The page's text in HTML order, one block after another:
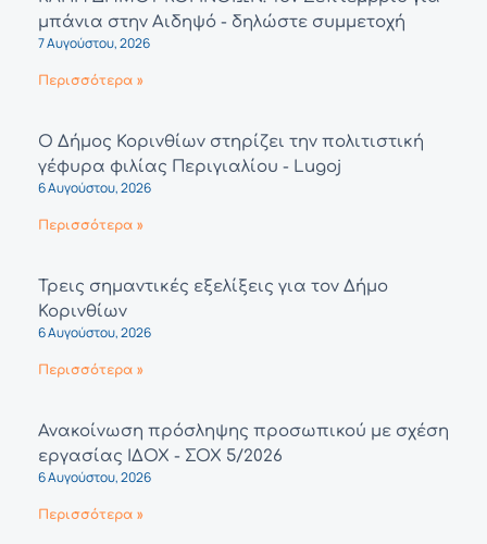
μπάνια στην Αιδηψό - δηλώστε συμμετοχή
7 Αυγούστου, 2026
Περισσότερα »
Ο Δήμος Κορινθίων στηρίζει την πολιτιστική
γέφυρα φιλίας Περιγιαλίου - Lugoj
6 Αυγούστου, 2026
Περισσότερα »
Τρεις σημαντικές εξελίξεις για τον Δήμο
Κορινθίων
6 Αυγούστου, 2026
Περισσότερα »
Ανακοίνωση πρόσληψης προσωπικού με σχέση
εργασίας ΙΔΟΧ - ΣΟΧ 5/2026
6 Αυγούστου, 2026
Περισσότερα »